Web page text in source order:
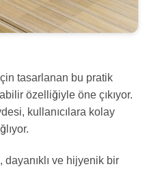
tasarlanan bu pratik
özelliğiyle öne çıkıyor.
kullanıcılara kolay
ve hijyenik bir